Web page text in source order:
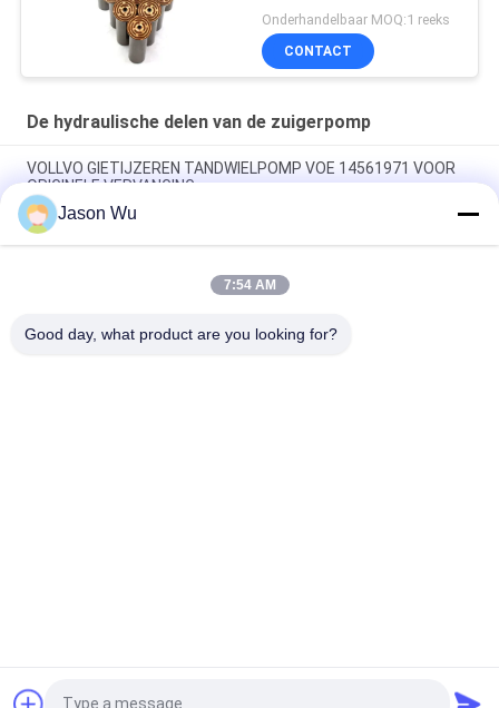
Hydraulische pomp
Onderdeel zuigerpomp
Onderhoud reparatie
Onderhandelbaar MOQ:1 reeks
CONTACT
De hydraulische delen van de zuigerpomp
VOLLVO GIETIJZEREN TANDWIELPOMP VOE 14561971 VOOR
ORIGINELE VERVANGING
VOLLVO GIETIJZEREN TANDWIELPOMP VOE 14537295 VOOR
ORIGINELE VERVANGING
VOLLVO GEGEERPOMP VOE 14782798 voor de oorspronkelijke
Jason Wu
7:54 AM
Good day, what product are you looking for?